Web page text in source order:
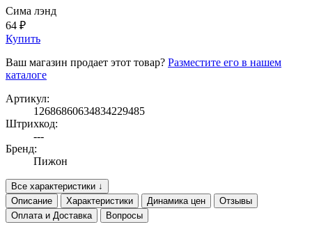
Сима лэнд
64 ₽
Купить
Ваш магазин продает этот товар? Разместите его в нашем
каталоге
Артикул:
12686860634834229485
Штрихкод:
---
Бренд:
Пижон
Все характеристики ↓
Описание
Характеристики Динамика цен
Отзывы
Оплата и Доставка
Вопросы